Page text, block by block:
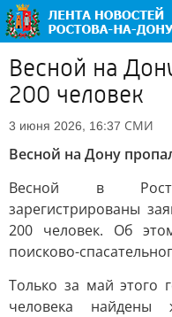
Весной на
200 человек
3 июня 2026, 16:37 СМИ
Весной на Дону
Весной в
зарегистрированы
200 человек. Об
поисково-
Только за май этого
человека найдены